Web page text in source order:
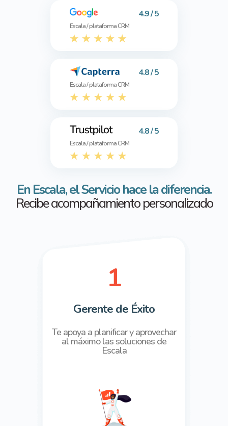
4.9 / 5
Escala / plataforma CRM
4.8 / 5
Escala / plataforma CRM
4.8 / 5
Escala / plataforma CRM
En Escala, el Servicio hace la diferencia.
Recibe acompañamiento personalizado
1
Gerente de Éxito
Te apoya a planificar yaprovechar
al máximolas soluciones de
Escala